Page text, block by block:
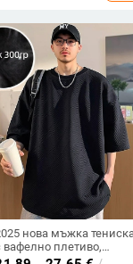
нова мъжка
вафелно плетиво,
стил, плюс